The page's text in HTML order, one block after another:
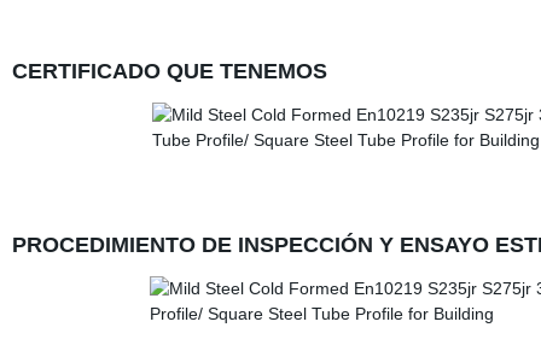
CERTIFICADO QUE TENEMOS
PROCEDIMIENTO DE INSPECCIÓN Y ENSAYO